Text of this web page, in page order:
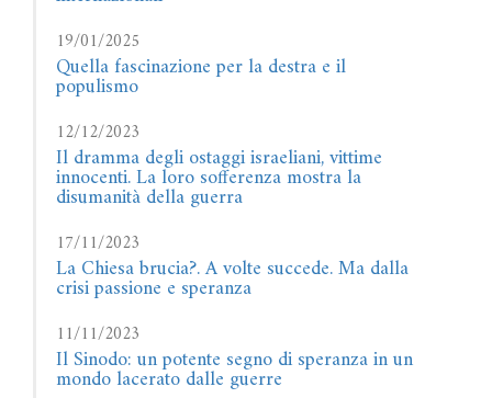
19/01/2025
Quella fascinazione per la destra e il
populismo
12/12/2023
Il dramma degli ostaggi israeliani, vittime
innocenti. La loro sofferenza mostra la
disumanità della guerra
17/11/2023
La Chiesa brucia?. A volte succede. Ma dalla
crisi passione e speranza
11/11/2023
Il Sinodo: un potente segno di speranza in un
mondo lacerato dalle guerre